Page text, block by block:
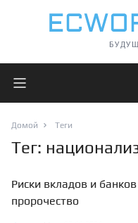
Открыть главное меню
Домой Теги
Тег:
Риски вкладов и
пророчество